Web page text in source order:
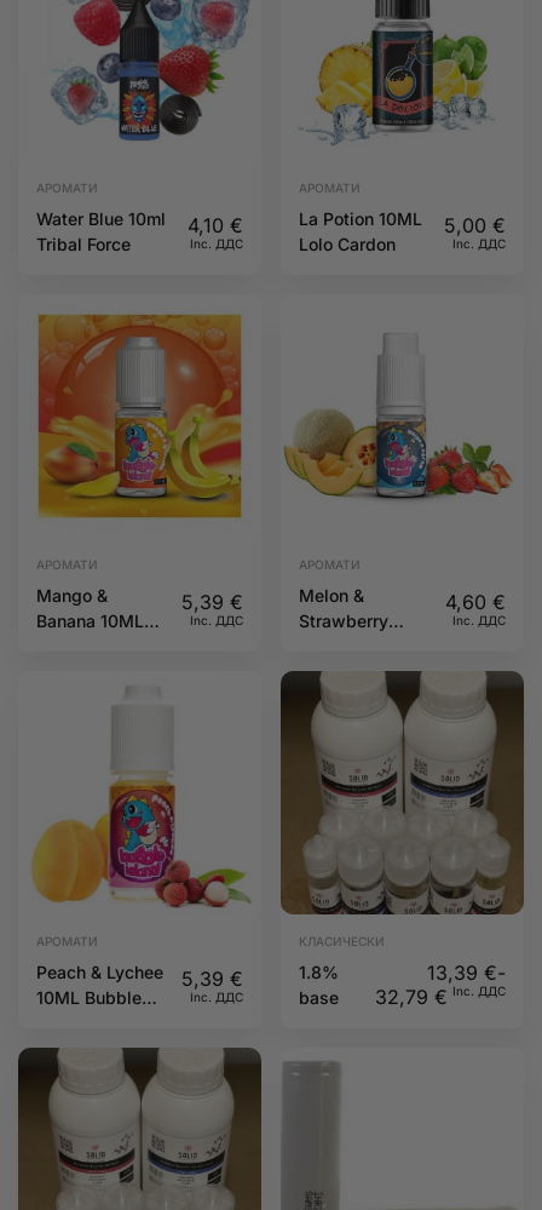
АРОМАТИ
Water Blue 10ml
Tribal Force
4,10 €
Inc. ДДС
АРОМАТИ
La Potion 10ML
Lolo Cardon
5,00 €
Inc. ДДС
АРОМАТИ
Mango &
Banana 10ML
5,39 €
Inc. ДДС
АРОМАТИ
Melon &
Strawberry
Island
4,60 €
Inc. ДДС
АРОМАТИ
Peach & Lychee
10ML Bubble
5,39 €
Inc. ДДС
КЛАСИЧЕСКИ
1.8%
base
13,39 €-
32,79 € Inc. ДДС